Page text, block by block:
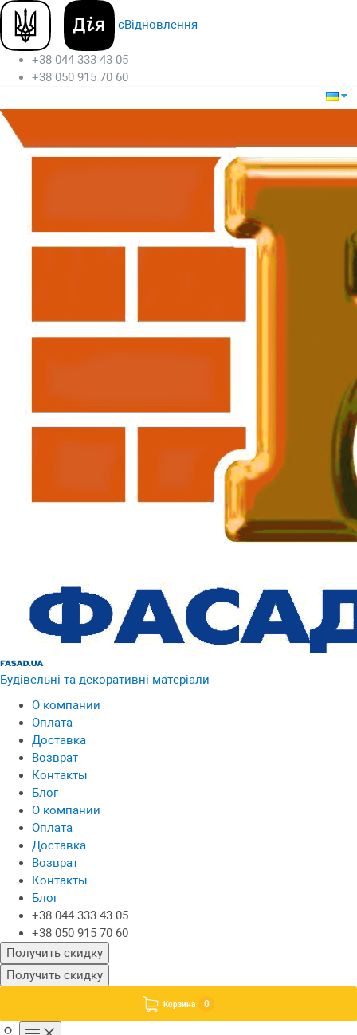
єВідновлення
+38 044 333 43 05
+38 050 915 70 60
Будівельні та декоративні матеріали
О компании
Оплата
Доставка
Возврат
Контакты
Блог
О компании
Оплата
Доставка
Возврат
Контакты
Блог
+38 044 333 43 05
+38 050 915 70 60
Получить скидку
Получить скидку
Корзина 0